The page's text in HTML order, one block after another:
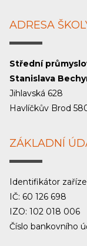
ADRESA
Střední
Stanislava
Jihlavská 628
Havlíčkův Brod
ZÁKLADNÍ
Identifikátor
IČ: 60 126 698
IZO: 102 018 006
Číslo bankovního